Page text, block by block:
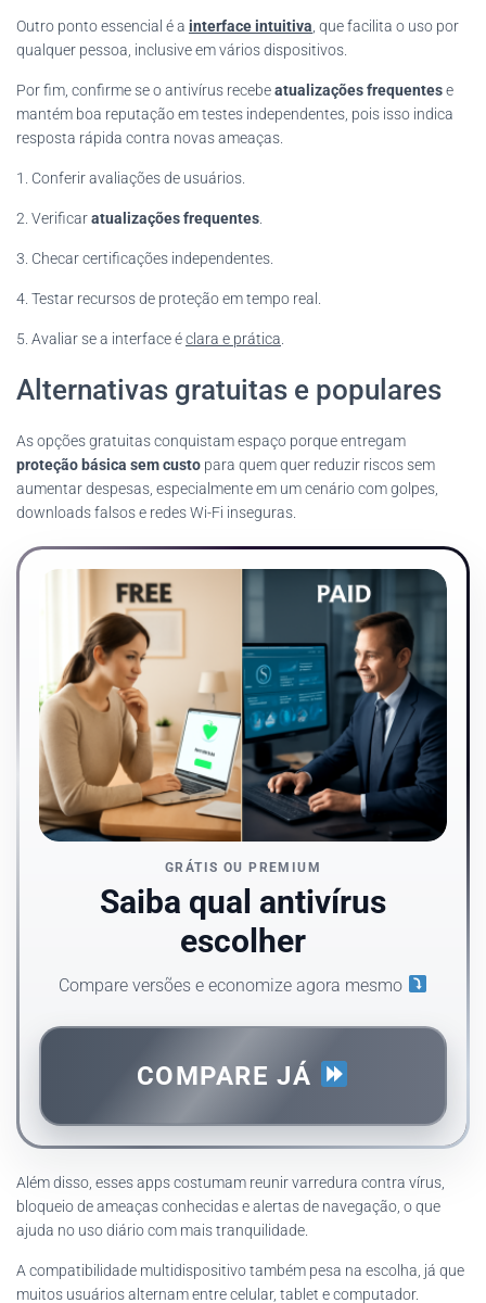
Outro ponto essencial é a interface intuitiva , que facilita o uso por
qualquer pessoa, inclusive em vários dispositivos.
Por fim, confirme se o antivírus recebeatualizações frequentese
mantém boa reputação em testes independentes, pois isso indica
resposta rápida contra novas ameaças.
1. Conferir avaliações de usuários.
2. Verificaratualizações frequentes
3. Checar certificações independentes.
4. Testar recursos de proteção em tempo real.
5. Avaliar se a interface éclara e prática
Alternativas gratuitas e populares
As opções gratuitas conquistam espaço porque entregam
proteção básica sem custo para quem quer reduzir riscos sem
aumentar despesas, especialmente em um cenário com golpes,
downloads falsos e redes Wi-Fi inseguras.
GRÁTIS OU PREMIUM
Saiba qual antivírus
escolher
Compare versões e economize agora mesmo
COMPARE JÁ
Além disso, esses apps costumam reunir varredura contra vírus,
bloqueio de ameaças conhecidas e alertas de navegação, o que
ajuda no uso diário com mais tranquilidade.
A compatibilidade multidispositivo também pesa na escolha, já que
muitos usuários alternam entre celular, tablet e computador.